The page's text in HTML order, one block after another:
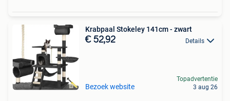
Krabpaal Stokeley 141cm - zwart
€ 52,92 Details
Bezoek website
Topadvertentie
3 aug 26